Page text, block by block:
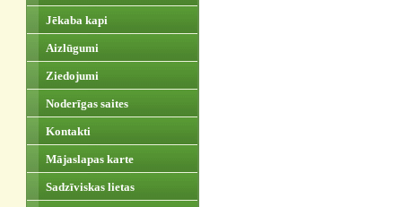
Jēkaba kapi
Aizlūgumi
Ziedojumi
Noderīgas saites
Kontakti
Mājaslapas karte
Sadzīviskas lietas